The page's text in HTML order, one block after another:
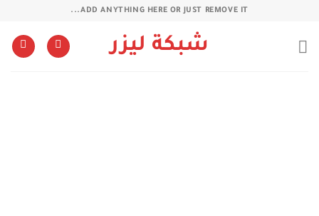
ADD ANYTHING HERE OR JUST REMOVE IT...
شبكة ليزر